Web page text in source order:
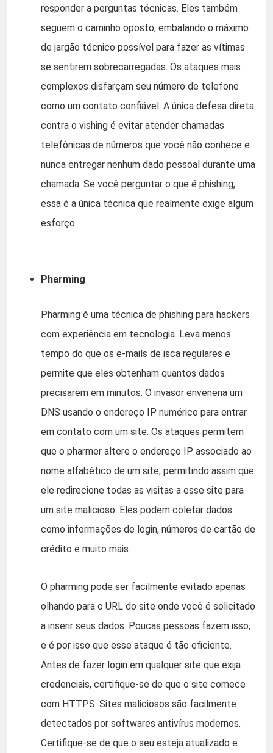
responder a perguntas técnicas. Eles também
seguem o caminho oposto, embalando o máximo
de jargão técnico possível para fazer as vítimas
se sentirem sobrecarregadas. Os ataques mais
complexos disfarçam seu número de telefone
como um contato confiável. A única defesa direta
contra o vishing é evitar atender chamadas
telefônicas de números que você não conhece e
nunca entregar nenhum dado pessoal durante uma
chamada. Se você perguntar o que é phishing,
essa é a única técnica que realmente exige algum
esforço.
Pharming
Pharming é uma técnica de phishing para hackers
com experiência em tecnologia. Leva menos
tempo do que os e-mails de isca regulares e
permite que eles obtenham quantos dados
precisarem em minutos. O invasor envenena um
DNS usando o endereço IP numérico para entrar
em contato com um site. Os ataques permitem
que o pharmer altere o endereço IP associado ao
nome alfabético de um site, permitindo assim que
ele redirecione todas as visitas a esse site para
um site malicioso. Eles podem coletar dados
como informações de login, números de cartão de
crédito e muito mais.
O pharming pode ser facilmente evitado apenas
olhando para o URL do site onde você é solicitado
a inserir seus dados. Poucas pessoas fazem isso,
e é por isso que esse ataque é tão eficiente.
Antes de fazer login em qualquer site que exija
credenciais, certifique-se de que o site comece
com HTTPS. Sites maliciosos são facilmente
detectados por softwares antivírus modernos.
Certifique-se de que o seu esteja atualizado e